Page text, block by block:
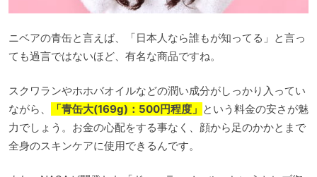
ニベアの青缶と言えば、「日本人なら誰もが知ってる」と言っ
ても過言ではないほど、有名な商品ですね。
スクワランやホホバオイルなどの潤い成分がしっかり入ってい
ながら、
「青缶大(169g)：500円程度」 という料金の安さが魅
力でしょう。お金の心配をする事なく、顔から足のかかとまで
全身のスキンケアに使用できるんです。